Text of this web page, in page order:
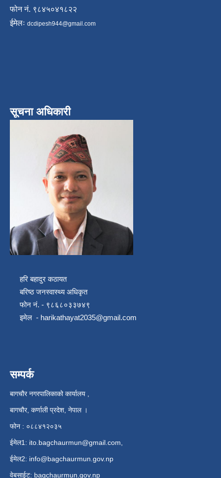
फोन नं. ९८४५०४१८२२
ईमेलः dcdipesh944@gmail.com
सूचना अधिकारी
हरि बहादुर कठायत
बरिष्ठ जनस्वास्थ्य अधिकृत
फोन नं. - ९८६८०३३७४९
इमेल - harikathayat2035@gmail.com
सम्पर्क
बागचौर नगरपालिकाको कार्यालय ,
बागचौर, कर्णाली प्रदेश, नेपाल ।
फोन : ०८८४१२०३५
ईमेल1: ito.bagchaurmun@gmail.com
ईमेल2: info@bagchaurmun.gov.np
वे‍बसाईट: bagchaurmun.gov.np